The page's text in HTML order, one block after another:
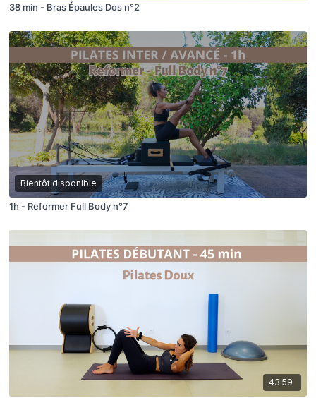
38 min - Bras Épaules Dos n°2
Bientôt disponible
1h - Reformer Full Body n°7
43:59